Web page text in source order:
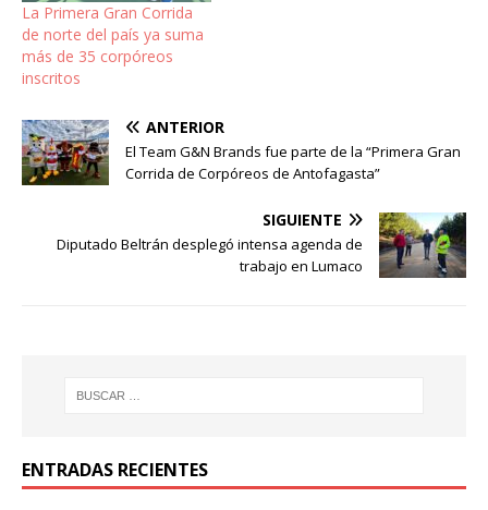
La Primera Gran Corrida
de norte del país ya suma
más de 35 corpóreos
inscritos
ANTERIOR
El Team G&N Brands fue parte de la “Primera Gran
Corrida de Corpóreos de Antofagasta”
SIGUIENTE
Diputado Beltrán desplegó intensa agenda de
trabajo en Lumaco
ENTRADAS RECIENTES